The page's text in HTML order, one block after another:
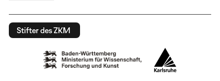
Stifter des ZKM